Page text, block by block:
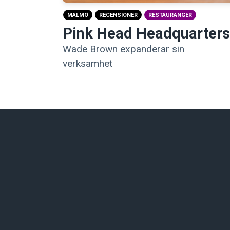
MALMÖ RECENSIONER RESTAURANGER
Pink Head Headquarters
Wade Brown expanderar sin
verksamhet